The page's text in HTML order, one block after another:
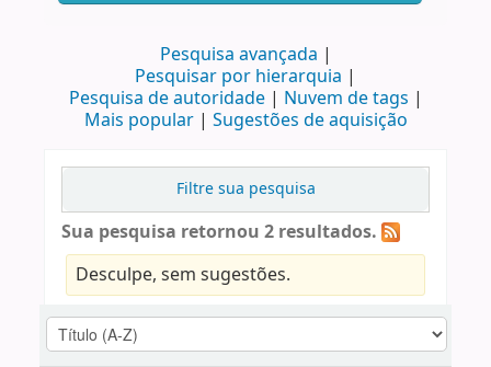
Pesquisa avançada
Pesquisar por hierarquia
Pesquisa de autoridade
Nuvem de tags
Mais popular
Sugestões de aquisição
Filtre sua pesquisa
Sua pesquisa retornou 2 resultados.
Desculpe, sem sugestões.